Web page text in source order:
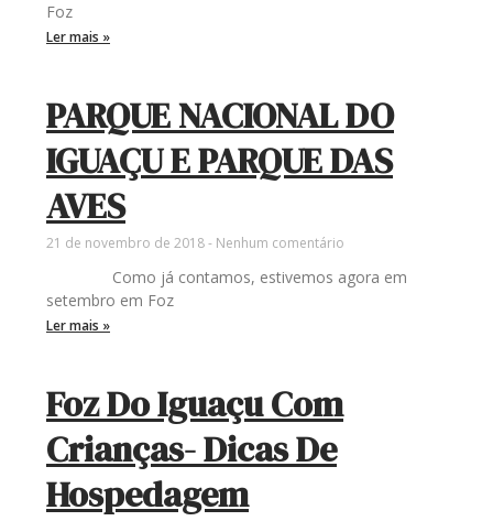
Foz
Ler mais »
PARQUE NACIONAL DO
IGUAÇU E PARQUE DAS
AVES
21 de novembro de 2018 Nenhum comentário
Como já contamos, estivemos agora em
setembro em Foz
Ler mais »
Foz Do Iguaçu Com
Crianças- Dicas De
Hospedagem